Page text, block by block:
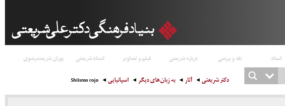
اسناد نقد و بررسی درباره شریعتی فیلم و تصاویر استاد شریعتی پوران شریعت‌رضوی
دکتر شریعتی آثار به زبان‌های دیگر اسپانیایی Shiismo rojo